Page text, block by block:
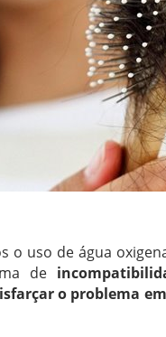
o uso de água
de
o problema